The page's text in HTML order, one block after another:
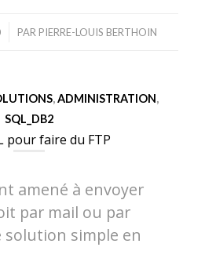
PAR PIERRE-LOUIS BERTHOIN
,ADMINISTRATION,
SQL_DB2
pour faire du FTP
amené à envoyer
par mail ou par
solution simple en